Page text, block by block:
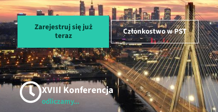
Zarejestruj się już
teraz
Członkostwo w PST
XVIII Konferencja
odliczamy...